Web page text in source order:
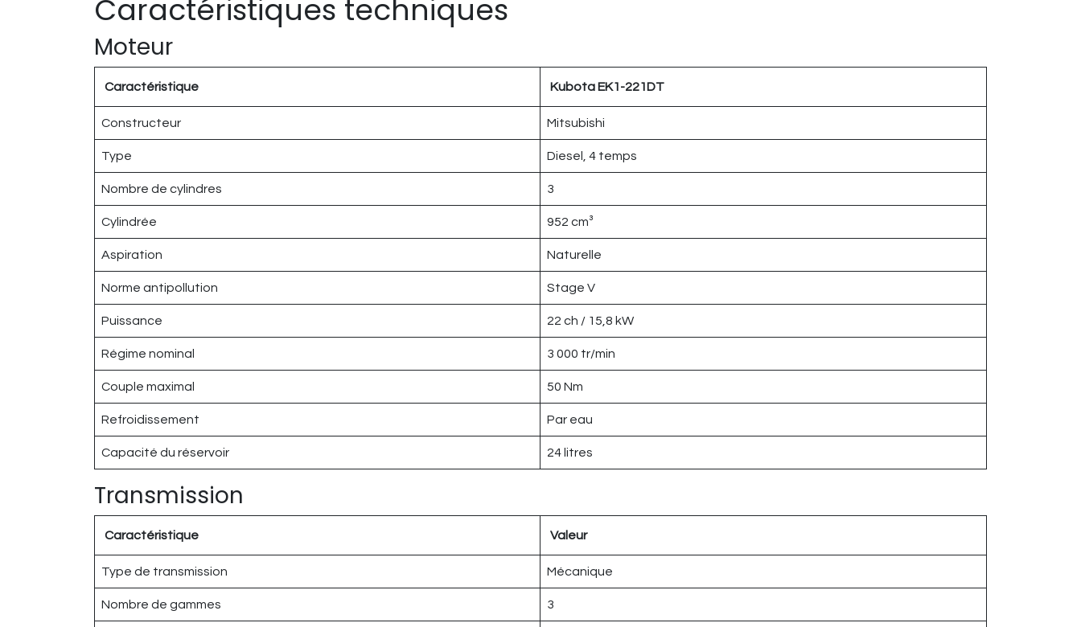
Caractéristiques techniques
Moteur
Caractéristique Kubota EK1-221DT
Constructeur Mitsubishi
Type Diesel, 4 temps
Nombre de cylindres 3
Cylindrée 952 cm³
Aspiration Naturelle
Norme antipollution Stage V
Puissance 22 ch / 15,8 kW
Régime nominal 3 000 tr/min
Couple maximal 50 Nm
Refroidissement Par eau
Capacité du réservoir 24 litres
Transmission
Caractéristique Valeur
Type de transmission Mécanique
Nombre de gammes 3